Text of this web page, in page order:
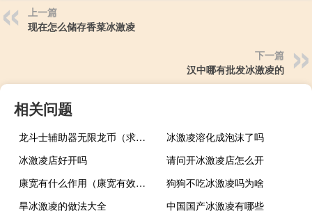
上一篇
现在怎么储存香菜冰激凌
下一篇
汉中哪有批发冰激凌的
相关问题
龙斗士辅助器无限龙币（求龙斗士外挂）
冰激凌溶化成泡沫了吗
冰激凌店好开吗
请问开冰激凌店怎么开
康宽有什么作用（康宽有效成分）
狗狗不吃冰激凌吗为啥
旱冰激凌的做法大全
中国国产冰激凌有哪些